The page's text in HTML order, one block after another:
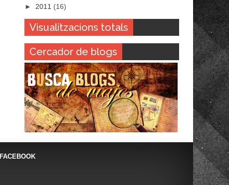
► 2011 (16)
Visualitzacions totals
Cercador de blogs
FACEBOOK